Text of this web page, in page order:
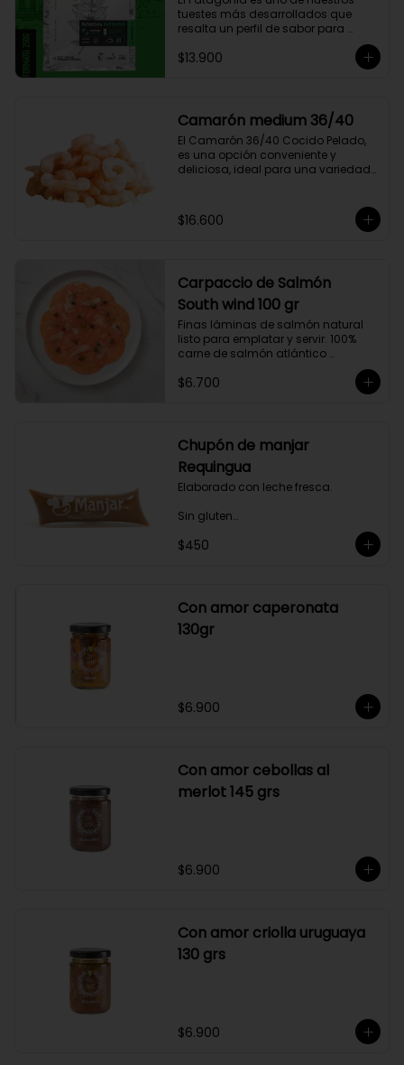
con un rico sabor achocolatado.
tuestes más desarrollados que
resalta un perfil de sabor para
intenso único y con exquisito
Lo diseñamos intencionalmente
para resaltar la intensidad y
generar una gran sinergia si se
añade leche. Se trata de un Blend
con un rico sabor achocolatado.
$13.900
Camarón medium 36/40
El Camarón 36/40 Cocido Pelado,
es una opción conveniente y
deliciosa, ideal para una variedad
camarones son perfectos para
ensaladas, pastas, arroces y
Ricos en proteínas y listos para
comer, son una opción rápida y
nutritiva que añade un toque
gourmet a tus comidas.
$16.600
Carpaccio de Salmón
South wind 100 gr
Finas láminas de salmón natural
listo para emplatar y servir. 100%
carne de salmón atlántico
Producto sellado al vacío y
congelado.
$6.700
Chupón de manjar
Requingua
Elaborado con leche fresca.
Sin gluten
Sin Saborizantes
$450
Con amor caperonata
130gr
$6.900
Con amor cebollas al
merlot 145 grs
$6.900
Con amor criolla uruguaya
130 grs
$6.900